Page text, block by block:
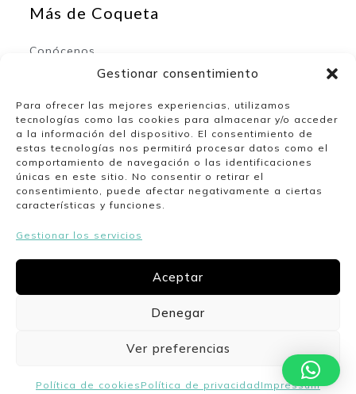
Gestionar consentimiento
Para ofrecer las mejores experiencias, utilizamos
tecnologías como las cookies para almacenar y/o acceder
a la información del dispositivo. El consentimiento de
estas tecnologías nos permitirá procesar datos como el
comportamiento de navegación o las identificaciones
únicas en este sitio. No consentir o retirar el
consentimiento, puede afectar negativamente a ciertas
características y funciones.
Gestionar los servicios
Aceptar
Denegar
Ver preferencias
Política de cookies Política de privacidad Impressum
Más de Coqueta
Conócenos
Mi espacio
Mi cuenta
Lista de deseos
Nuestro horario
Lunes a viernes de 10:00 a 13:30 y de 17:00 a
20:00. Sábados de 10:00 a 14:00.
Politica de privacidadEnvíos y devoluciones
CoquetaShopDesarrollado by Aritz Design